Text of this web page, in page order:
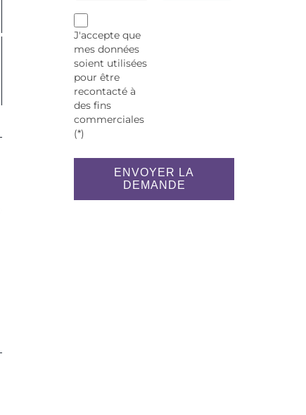
J'accepte que
mes données
soient utilisées
pour être
recontacté à
des fins
commerciales
(*)
ENVOYER LA
DEMANDE